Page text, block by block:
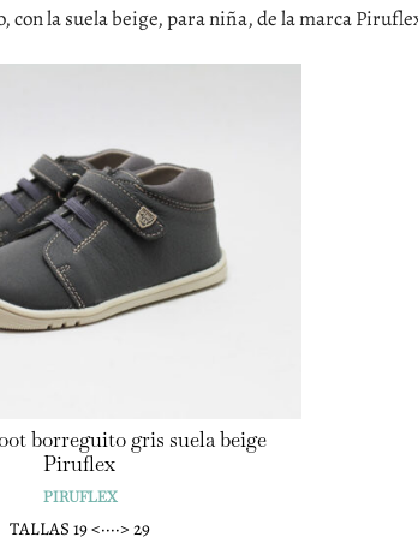
la suela beige, para niña, de la marca
borreguito gris suela beige
Piruflex
PIRUFLEX
TALLAS 19 <····> 29